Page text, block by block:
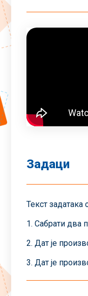
Задаци
Текст
1. Сабрати два
2. Дат је
3. Дат је